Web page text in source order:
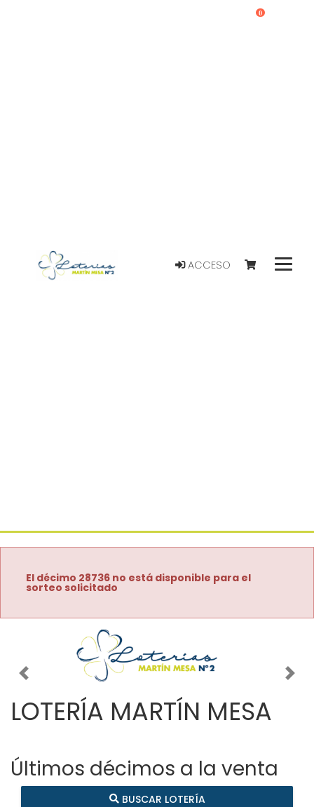
ACCESO
0
El décimo 28736 no está disponible para el
sorteo solicitado
Imagen anterior
LOTERÍA MARTÍN MESA
Últimos décimos a la venta
BUSCAR LOTERÍA